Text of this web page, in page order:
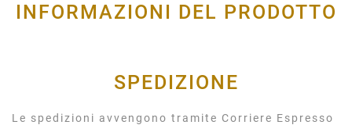
INFORMAZIONI DEL PRODOTTO
SPEDIZIONE
Le spedizioni avvengono tramite Corriere Espresso